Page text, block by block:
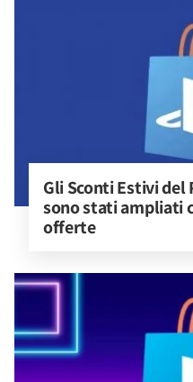
Gli Sconti Estivi
sono stati ampliati
offerte